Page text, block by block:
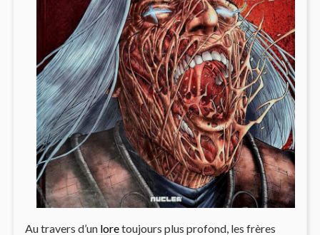
Au travers d’un loretoujours plus profond, les frères